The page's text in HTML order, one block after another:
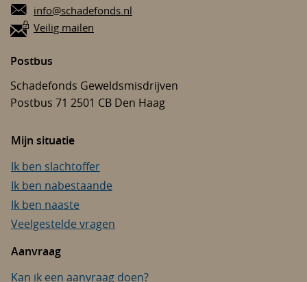
E-mail:
info@schadefonds.nl
Veilig mailen
Postbus
Schadefonds Geweldsmisdrijven
Postbus 71 2501 CB Den Haag
Mijn situatie
Ik ben slachtoffer
Ik ben nabestaande
Ik ben naaste
Veelgestelde vragen
Aanvraag
Kan ik een aanvraag doen?